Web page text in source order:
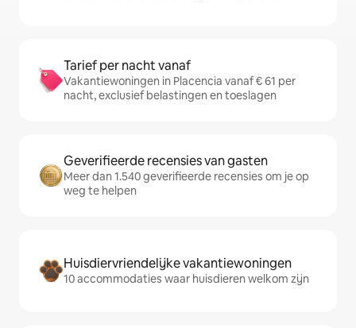
Tarief per nacht vanaf
Vakantiewoningen in Placencia vanaf € 61 per
nacht, exclusief belastingen en toeslagen
Geverifieerde recensies van gasten
Meer dan 1.540 geverifieerde recensies om je op
weg te helpen
Huisdiervriendelijke vakantiewoningen
10 accommodaties waar huisdieren welkom zijn